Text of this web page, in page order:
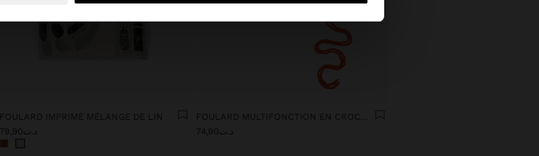
FOULARD IMPRIMÉ MÉLANGE DE LIN
د.ت79,90
د.ت74,90